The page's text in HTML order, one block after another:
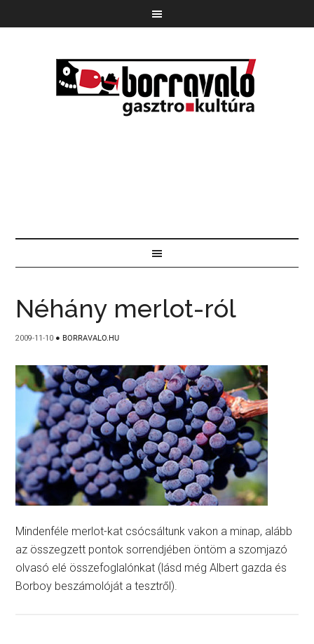
Néhány merlot-ról
2009-11-10 ● BORRAVALO.HU
Mindenféle merlot-kat csócsáltunk vakon a minap, alább
az összegzett pontok sorrendjében öntöm a szomjazó
olvasó elé összefoglalónkat (lásd még Albert gazda és
Borboy beszámolóját a tesztről).